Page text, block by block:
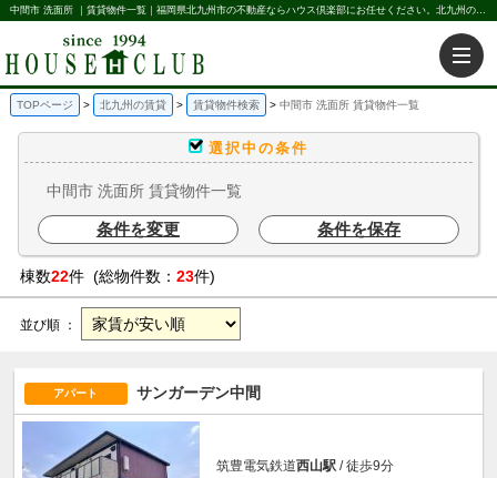
中間市 洗面所 ｜賃貸物件一覧｜福岡県北九州市の不動産ならハウス倶楽部にお任せください。北九州の賃貸・売買・不動産買取などを不動産に関することならなんでもお任せ。
TOPページ 北九州の賃貸 賃貸物件検索 中間市 洗面所 賃貸物件一覧
選択中の条件
中間市 洗面所 賃貸物件一覧
条件を変更 条件を保存
棟数22件 (総物件数： 23件)
並び順 ：
アパート サンガーデン中間
筑豊電気鉄道西山駅 / 徒歩9分